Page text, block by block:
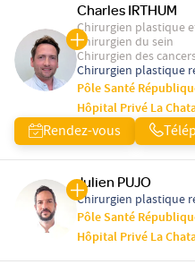
Charles IRTHUM
Chirurgien plastique
Chirurgien du sein
Chirurgien des
Chirurgien plastique
Pôle Santé
Hôpital Privé La
Rendez-vous
Julien PUJO
Chirurgien plastique
Pôle Santé
Hôpital Privé La